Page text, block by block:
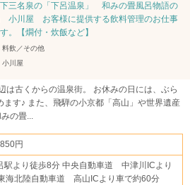
三名泉の「下呂温泉」 和みの畳風呂物語の
小川屋 お客様に提供する飲料管理のお仕事
。【燗付・炊飯など】
料飲／その他
小川屋
は古くからの温泉街。 お休みの日には、ぶら
ます♪ また、飛騨の小京都「高山」や世界遺産
の畳...
円
駅より徒歩8分 中央自動車道 中津川ICより
海北陸自動車道 高山ICより車で約60分